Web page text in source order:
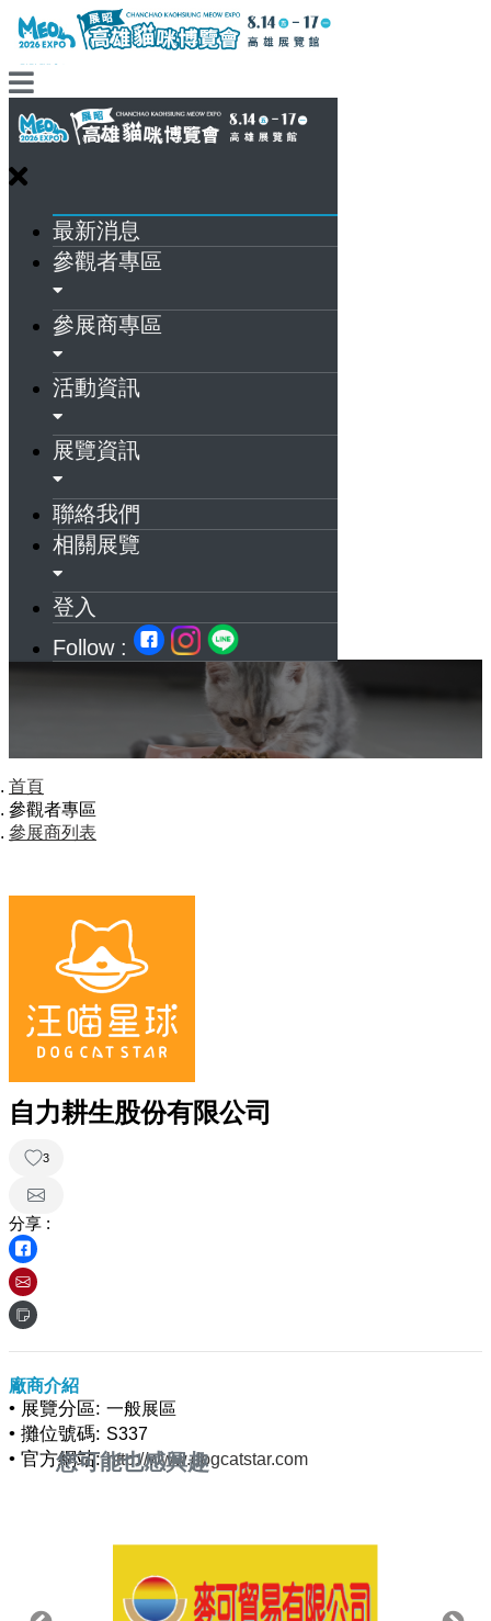
最新消息
參觀者專區
參展商專區
活動資訊
展覽資訊
聯絡我們
相關展覽
登入
Follow :
首頁
參觀者專區
參展商列表
自力耕生股份有限公司
3
分享 :
廠商介紹
• 展覽分區: 一般展區
• 攤位號碼: S337
• 官方網站:http://www.dogcatstar.com
您可能也感興趣